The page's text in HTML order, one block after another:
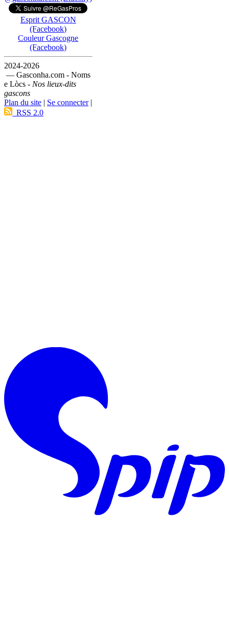
Esprit GASCON
(Facebook)
Couleur Gascogne
(Facebook)
2024-2026
— Gasconha.com - Noms
e Lòcs - Nos lieux-dits
gascons
Plan du site | Se connecter|
RSS 2.0